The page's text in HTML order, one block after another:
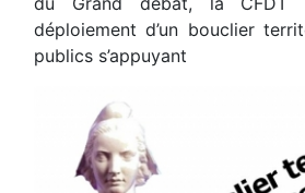
déploiement d’un bouclier
publics s’appuyant